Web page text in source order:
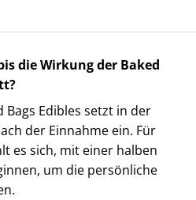
die Wirkung der Baked
Bags Edibles setzt in der
der Einnahme ein. Für
es sich, mit einer halben
um die persönliche